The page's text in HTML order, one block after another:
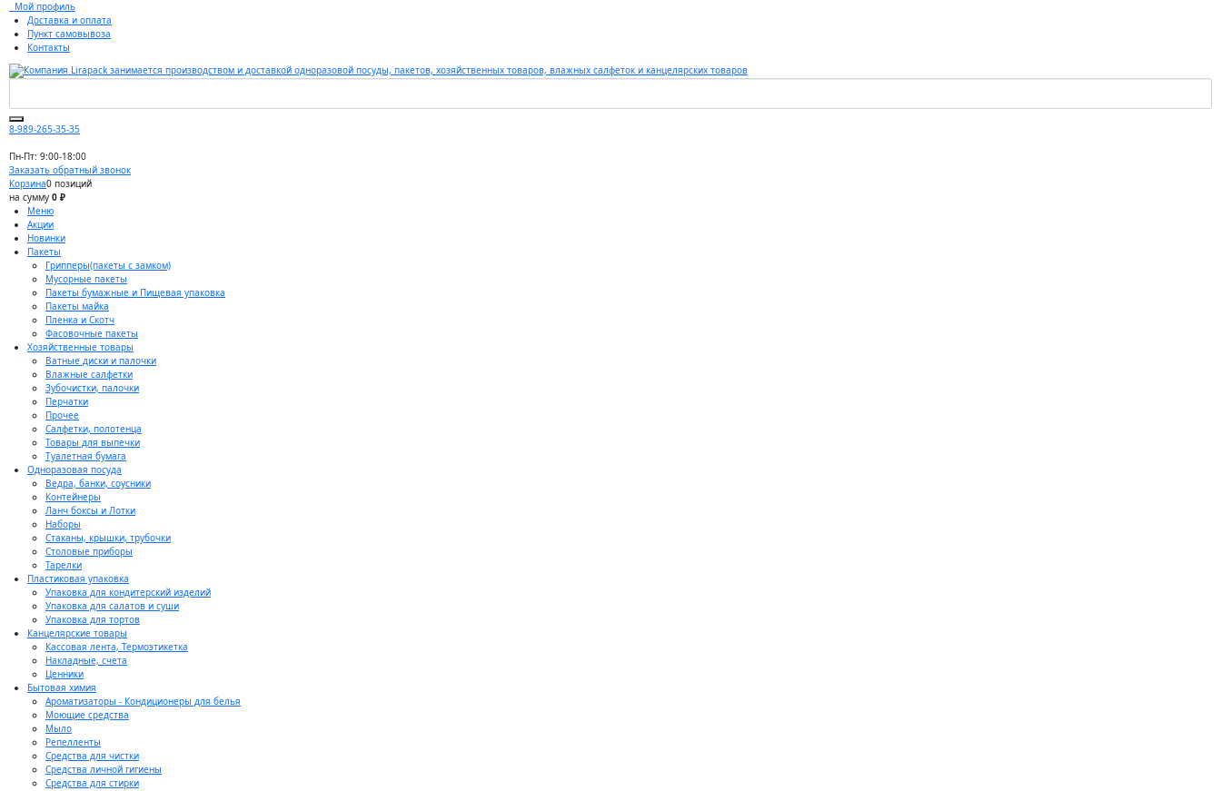
Мой профиль
Доставка и оплата
Пункт самовывоза
Контакты
8-989-265-35-35
Пн-Пт: 9:00-18:00
Заказать обратный звонок
Корзина0 позиций
на сумму 0 ₽
Меню
Акции
Новинки
Пакеты
Грипперы(пакеты с замком)
Мусорные пакеты
Пакеты бумажные и Пищевая упаковка
Пакеты майка
Пленка и Скотч
Фасовочные пакеты
Хозяйственные товары
Ватные диски и палочки
Влажные салфетки
Зубочистки, палочки
Перчатки
Прочее
Салфетки, полотенца
Товары для выпечки
Туалетная бумага
Одноразовая посуда
Ведра, банки, соусники
Контейнеры
Ланч боксы и Лотки
Наборы
Стаканы, крышки, трубочки
Столовые приборы
Тарелки
Пластиковая упаковка
Упаковка для кондитерский изделий
Упаковка для салатов и суши
Упаковка для тортов
Канцелярские товары
Кассовая лента, Термоэтикетка
Накладные, счета
Ценники
Бытовая химия
Ароматизаторы - Кондиционеры для белья
Моющие средства
Мыло
Репелленты
Средства для чистки
Средства личной гигиены
Средства для стирки